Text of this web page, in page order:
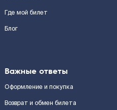
Где мой билет
Блог
Важные ответы
Оформление и покупка
Возврат и обмен билета